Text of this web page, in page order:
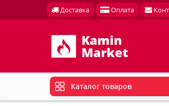
Доставка Оплата
Каталог товаров